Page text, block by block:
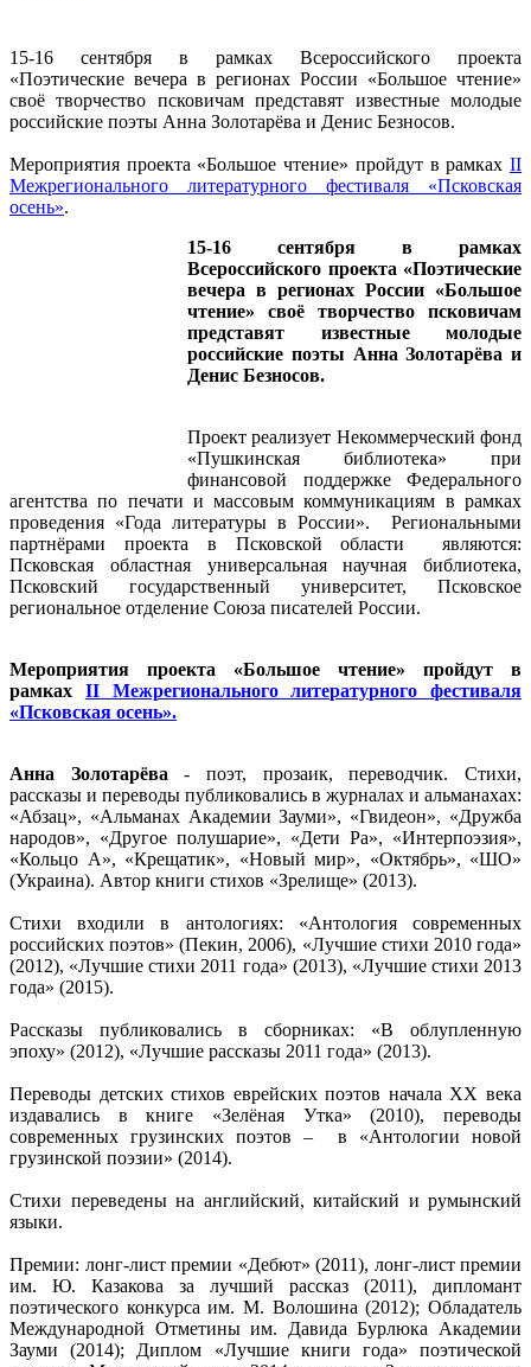
15-16 сентября в рамках Всероссийского проекта
«Поэтические вечера в регионах России «Большое чтение»
своё творчество псковичам представят известные молодые
российские поэты Анна Золотарёва и Денис Безносов.
Мероприятия проекта «Большое чтение» пройдут в рамках II
Межрегионального литературного фестиваля «Псковская
осень».
15-16 сентября в рамках
Всероссийского проекта «Поэтические
вечера в регионах России «Большое
чтение» своё творчество псковичам
представят известные молодые
российские поэты Анна Золотарёва и
Денис Безносов.
Проект реализует Некоммерческий фонд
«Пушкинская библиотека» при
финансовой поддержке Федерального
агентства по печати и массовым коммуникациям в рамках
проведения «Года литературы в России». Региональными
партнёрами проекта в Псковской области являются:
Псковская областная универсальная научная библиотека,
Псковский государственный университет, Псковское
региональное отделение Союза писателей России.
Мероприятия проекта «Большое чтение» пройдут в
рамках II Межрегионального литературного фестиваля
«Псковская осень».
Анна Золотарёва - поэт, прозаик, переводчик. Стихи,
рассказы и переводы публиковались в журналах и альманахах:
«Абзац», «Альманах Академии Зауми», «Гвидеон», «Дружба
народов», «Другое полушарие», «Дети Ра», «Интерпоэзия»,
«Кольцо А», «Крещатик», «Новый мир», «Октябрь», «ШО»
(Украина). Автор книги стихов «Зрелище» (2013).
Стихи входили в антологиях: «Антология современных
российских поэтов» (Пекин, 2006), «Лучшие стихи 2010 года»
(2012), «Лучшие стихи 2011 года» (2013), «Лучшие стихи 2013
года» (2015).
Рассказы публиковались в сборниках: «В облупленную
эпоху» (2012), «Лучшие рассказы 2011 года» (2013).
Переводы детских стихов еврейских поэтов начала XX века
издавались в книге «Зелёная Утка» (2010), переводы
современных грузинских поэтов – в «Антологии новой
грузинской поэзии» (2014).
Стихи переведены на английский, китайский и румынский
языки.
Премии: лонг-лист премии «Дебют» (2011), лонг-лист премии
им. Ю. Казакова за лучший рассказ (2011), дипломант
поэтического конкурса им. М. Волошина (2012); Обладатель
Международной Отметины им. Давида Бурлюка Академии
Зауми (2014); Диплом «Лучшие книги года» поэтической